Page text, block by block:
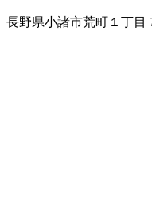
長野県小諸市荒町１丁目